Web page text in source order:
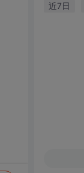
近7日